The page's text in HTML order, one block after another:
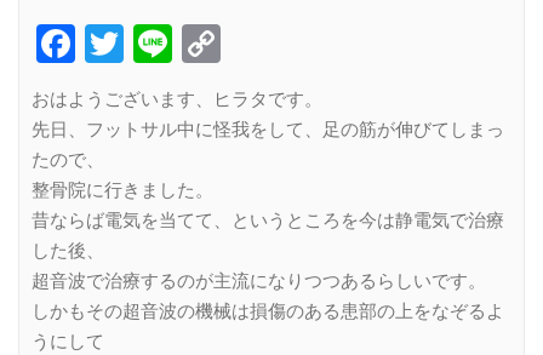
Facebook
Twitter
Line
Link
おはようございます、ヒラタです。
先日、フットサル中に怪我をして、足の筋が伸びてしまっ
たので、
整骨院に行きました。
昔ならば電気を当てて、というところを今は静電気で治療
した後、
超音波で治療するのが主流になりつつあるらしいです。
しかもその超音波の機械は損傷のある患部の上をなぞるよ
うにして